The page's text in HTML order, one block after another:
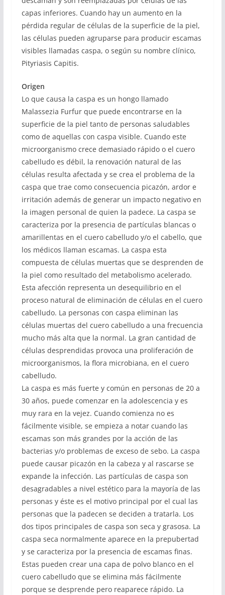
capas inferiores. Cuando hay un aumento en la
pérdida regular de células de la superficie de la piel,
las células pueden agruparse para producir escamas
visibles llamadas caspa, o según su nombre clínico,
Pityriasis Capitis.
Origen
Lo que causa la caspa es un hongo llamado
Malassezia Furfur que puede encontrarse en la
superficie de la piel tanto de personas saludables
como de aquellas con caspa visible. Cuando este
microorganismo crece demasiado rápido o el cuero
cabelludo es débil, la renovación natural de las
células resulta afectada y se crea el problema de la
caspa que trae como consecuencia picazón, ardor e
irritación además de generar un impacto negativo en
la imagen personal de quien la padece. La caspa se
caracteriza por la presencia de partículas blancas o
amarillentas en el cuero cabelludo y/o el cabello, que
los médicos llaman escamas. La caspa esta
compuesta de células muertas que se desprenden de
la piel como resultado del metabolismo acelerado.
Esta afección representa un desequilibrio en el
proceso natural de eliminación de células en el cuero
cabelludo. La personas con caspa eliminan las
células muertas del cuero cabelludo a una frecuencia
mucho más alta que la normal. La gran cantidad de
células desprendidas provoca una proliferación de
microorganismos, la flora microbiana, en el cuero
cabelludo.
La caspa es más fuerte y común en personas de 20 a
30 años, puede comenzar en la adolescencia y es
muy rara en la vejez. Cuando comienza no es
fácilmente visible, se empieza a notar cuando las
escamas son más grandes por la acción de las
bacterias y/o problemas de exceso de sebo. La caspa
puede causar picazón en la cabeza y al rascarse se
expande la infección. Las partículas de caspa son
desagradables a nivel estético para la mayoría de las
personas y éste es el motivo principal por el cual las
personas que la padecen se deciden a tratarla. Los
dos tipos principales de caspa son seca y grasosa. La
caspa seca normalmente aparece en la prepubertad
y se caracteriza por la presencia de escamas finas.
Estas pueden crear una capa de polvo blanco en el
cuero cabelludo que se elimina más fácilmente
porque se desprende pero reaparece rápido. La